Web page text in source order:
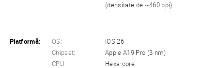
(densitate de ~460 ppi)
Platformă: OS:
iOS 26
Chipset:
Apple A19 Pro (3 nm)
CPU:
Hexa-core